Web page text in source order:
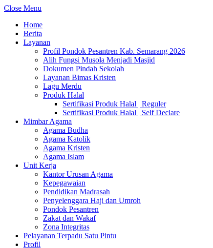
Close Menu
Home
Berita
Layanan
Profil Pondok Pesantren Kab. Semarang 2026
Alih Fungsi Musola Menjadi Masjid
Dokumen Pindah Sekolah
Layanan Bimas Kristen
Lagu Merdu
Produk Halal
Sertifikasi Produk Halal | Reguler
Sertifikasi Produk Halal | Self Declare
Mimbar Agama
Agama Budha
Agama Katolik
Agama Kristen
Agama Islam
Unit Kerja
Kantor Urusan Agama
Kepegawaian
Pendidikan Madrasah
Penyelenggara Haji dan Umroh
Pondok Pesantren
Zakat dan Wakaf
Zona Integritas
Pelayanan Terpadu Satu Pintu
Profil